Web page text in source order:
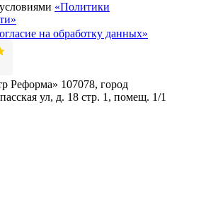
«Политики
на обработку данных»
107078, город
ул, д. 18 стр. 1, помещ. 1/1